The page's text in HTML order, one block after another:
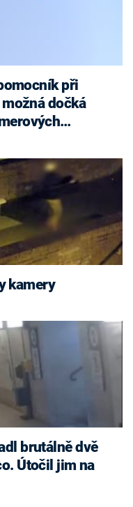
při
dočká
kamery
brutálně dvě
Útočil jim na